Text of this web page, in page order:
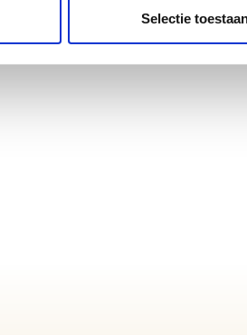
Selectie